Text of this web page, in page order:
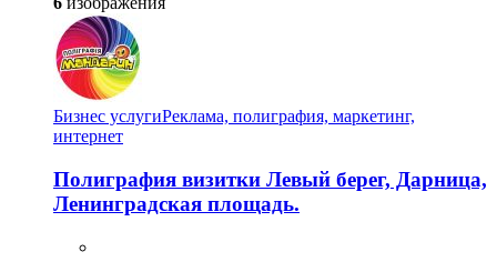
Бизнес услугиРеклама, полиграфия, маркетинг,
интернет
Полиграфия визитки Левый берег, Дарница,
Ленинградская площадь.